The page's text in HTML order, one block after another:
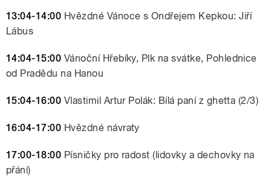
13:04-14:00 Hvězdné Vánoce s Ondřejem Kepkou: Jiří
Lábus
14:04-15:00 Vánoční Hřebíky, Plk na svátke, Pohlednice
od Pradědu na Hanou
15:04-16:00 Vlastimil Artur Polák: Bílá paní z ghetta (2/3)
16:04-17:00 Hvězdné návraty
17:00-18:00 Písničky pro radost (lidovky a dechovky na
přání)